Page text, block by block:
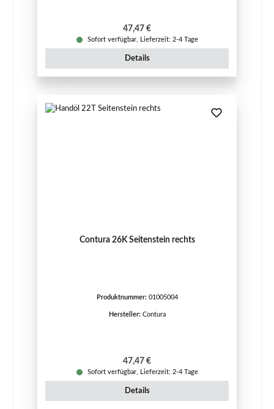
Regulärer Preis:
47,47 €
Sofort verfügbar, Lieferzeit: 2-4 Tage
Details
Contura 26K Seitenstein rechts
Produktnummer: 01005004
Hersteller: Contura
Regulärer Preis:
47,47 €
Sofort verfügbar, Lieferzeit: 2-4 Tage
Details